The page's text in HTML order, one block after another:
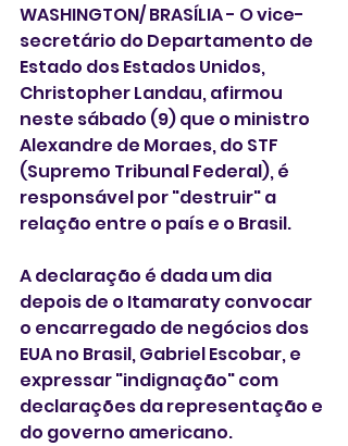
WASHINGTON/ BRASÍLIA - O vice-
secretário do Departamento de
Estado dos Estados Unidos,
Christopher Landau, afirmou
neste sábado (9) que o ministro
Alexandre de Moraes, do STF
(Supremo Tribunal Federal), é
responsável por "destruir" a
relação entre o país e o Brasil.
A declaração é dada um dia
depois de o Itamaraty convocar
o encarregado de negócios dos
EUA no Brasil, Gabriel Escobar, e
expressar "indignação" com
declarações da representação e
do governo americano.